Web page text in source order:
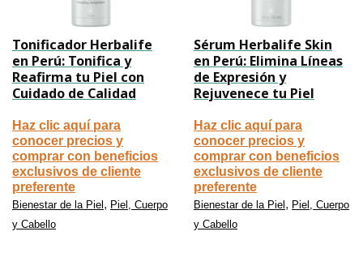
Tonificador Herbalife
en Perú: Tonifica y
Reafirma tu Piel con
Cuidado de Calidad
Haz clic aquí para
conocer precios y
comprar con beneficios
exclusivos de cliente
preferente
Bienestar de la Piel, Piel, Cuerpo
y Cabello
Sérum Herbalife Skin
en Perú: Elimina Líneas
de Expresión y
Rejuvenece tu Piel
Haz clic aquí para
conocer precios y
comprar con beneficios
exclusivos de cliente
preferente
Bienestar de la Piel, Piel, Cuerpo
y Cabello